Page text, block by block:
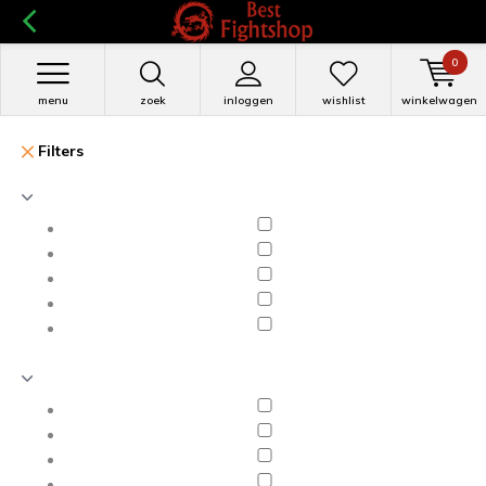
zoek inloggen
menu wishlist winkelwagen
0
Filters